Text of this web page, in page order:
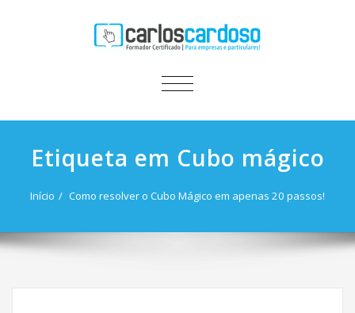
ALTERNAR
Etiqueta em Cubo mágico
Início Como resolver o Cubo Mágico em apenas 20 passos!